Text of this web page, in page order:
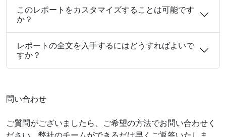
このレポートをカスタマイズすることは可能です
か？
レポートの全文を入手するにはどうすればよいで
すか？
問い合わせ
ご質問がございましたら、ご希望の方法でお問い合わせく